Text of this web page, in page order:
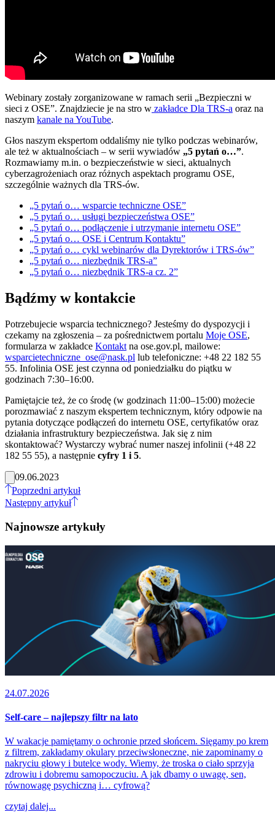
Webinary zostały zorganizowane w ramach serii „Bezpieczni w
sieci z OSE”. Znajdziecie je na stro w zakładce Dla TRS-a oraz na
naszym kanale na YouTube.
Głos naszym ekspertom oddaliśmy nie tylko podczas webinarów,
ale też w aktualnościach – w serii wywiadów „5 pytań o…”.
Rozmawiamy m.in. o bezpieczeństwie w sieci, aktualnych
cyberzagrożeniach oraz różnych aspektach programu OSE,
szczególnie ważnych dla TRS-ów.
„5 pytań o… wsparcie techniczne OSE”
„5 pytań o… usługi bezpieczeństwa OSE”
„5 pytań o… podłączenie i utrzymanie internetu OSE”
„5 pytań o… OSE i Centrum Kontaktu”
„5 pytań o… cykl webinarów dla Dyrektorów i TRS-ów”
„5 pytań o… niezbędnik TRS-a”
„5 pytań o… niezbędnik TRS-a cz. 2”
Bądźmy w kontakcie
Potrzebujecie wsparcia technicznego? Jesteśmy do dyspozycji i
czekamy na zgłoszenia – za pośrednictwem portalu Moje OSE,
formularza w zakładce Kontakt na ose.gov.pl, mailowe:
wsparcietechniczne_ose@nask.pl lub telefoniczne: +48 22 182 55
55. Infolinia OSE jest czynna od poniedziałku do piątku w
godzinach 7:30–16:00.
Pamiętajcie też, że co środę (w godzinach 11:00–15:00) możecie
porozmawiać z naszym ekspertem technicznym, który odpowie na
pytania dotyczące podłączeń do internetu OSE, certyfikatów oraz
działania infrastruktury bezpieczeństwa. Jak się z nim
skontaktować? Wystarczy wybrać numer naszej infolinii (+48 22
182 55 55), a następnie cyfry 1 i 5.
09.06.2023
Poprzedni artykuł
Następny artykuł
Najnowsze artykuły
24.07.2026
Self-care – najlepszy filtr na lato
W wakacje pamiętamy o ochronie przed słońcem. Sięgamy po krem
z filtrem, zakładamy okulary przeciwsłoneczne, nie zapominamy o
nakryciu głowy i butelce wody. Wiemy, że troska o ciało sprzyja
zdrowiu i dobremu samopoczuciu. A jak dbamy o uwagę, sen,
równowagę psychiczną i… cyfrową?
czytaj dalej...